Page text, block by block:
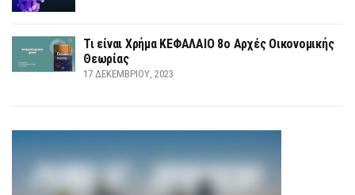
Τι είναι Χρήμα ΚΕΦΑΛΑΙΟ 8ο Αρχές Οικονομικής
Θεωρίας
17 ΔΕΚΕΜΒΡΊΟΥ, 2023